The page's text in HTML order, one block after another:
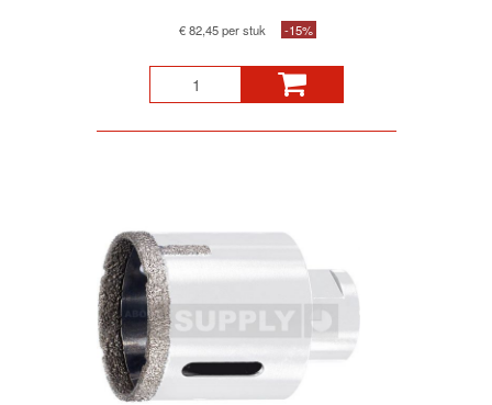
€ 82,45 per stuk -15%